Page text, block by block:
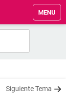
MENU
Siguiente Tema